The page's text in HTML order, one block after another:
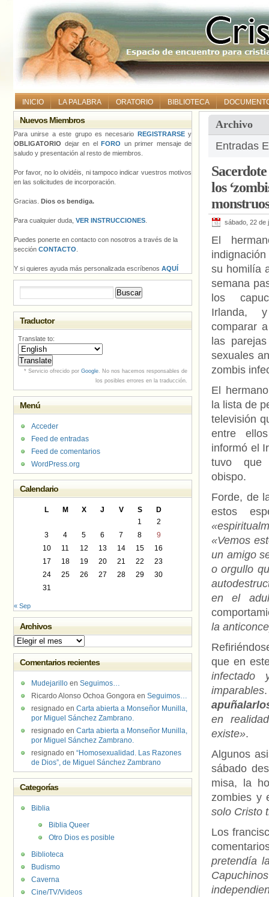
INICIO LA PALABRA ORATORIO BIBLIOTECA
Archivo
Entradas
los
sábado, 22 de
El
su homilía
semana
los
Irlanda, y
comparar
las
sexuales
zombis
El
la lista de
televisión
entre
informó el
tuvo que
obispo.
Forde, de
estos
«Vemos
un amigo
o orgullo
en el
la
que en
infectado
imparables.
en
existe».
Algunos
sábado
misa, la
zombies y
solo Cristo
Los
pretendía
Nuevos Miembros
Para unirse a este grupo es necesario REGISTRARSEy
OBLIGATORIO dejar en el FORO un primer mensaje de
saludo y presentación al resto de miembros.
Por favor, no lo olvidéis, ni tampoco indicar vuestros motivos
en las solicitudes de incorporación.
Gracias. Dios os bendiga.
Para cualquier duda, VER INSTRUCCIONES
Puedes ponerte en contacto con nosotros a través de la
sección CONTACTO
Y si quieres ayuda más personalizada escríbenos AQUÍ
Traductor
Translate to:
* Servicio ofrecido por Google. No nos hacemos responsables de
los posibles errores en la traducción.
Menú
Acceder
Feed de entradas
Feed de comentarios
WordPress.org
Calendario
L M X J V S
D
1
2
3
4 5 6 7 8
9
10
11 12 13 14 15
16
17
18 19 20 21 22
23
24
25 26 27 28 29
30
31
« Sep
Archivos
Archivos
Comentarios recientes
Mudejarillo en Seguimos…
Ricardo Alonso Ochoa Gongora en Seguimos…
resignado en Carta abierta a Monseñor Munilla,
por Miguel Sánchez Zambrano.
resignado en Carta abierta a Monseñor Munilla,
por Miguel Sánchez Zambrano.
resignado en “Homosexualidad. Las Razones
de Dios”, de Miguel Sánchez Zambrano
Categorías
Biblia
Biblia Queer
Otro Dios es posible
Biblioteca
Budismo
Caverna
Cine/TV/Videos